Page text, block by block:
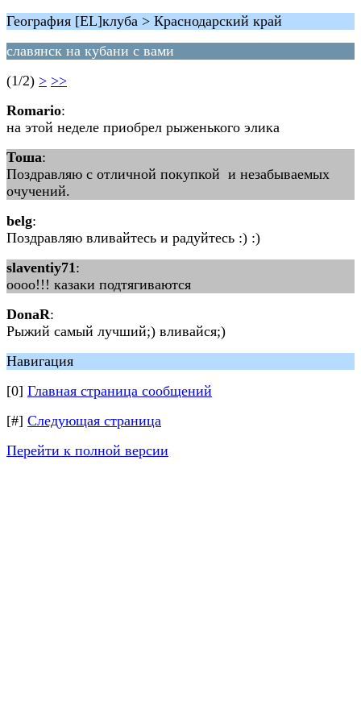
География [EL]клуба > Краснодарский край
славянск на кубани с вами
(1/2) > >>
Romario:
на этой неделе приобрел рыженького элика
Тоша:
Поздравляю с отличной покупкой и незабываемых
очучений.
belg:
Поздравляю вливайтесь и радуйтесь :) :)
slaventiy71:
оооо!!! казаки подтягиваются
DonaR:
Рыжий самый лучший;) вливайся;)
Навигация
[0] Главная страница сообщений
[#] Следующая страница
Перейти к полной версии